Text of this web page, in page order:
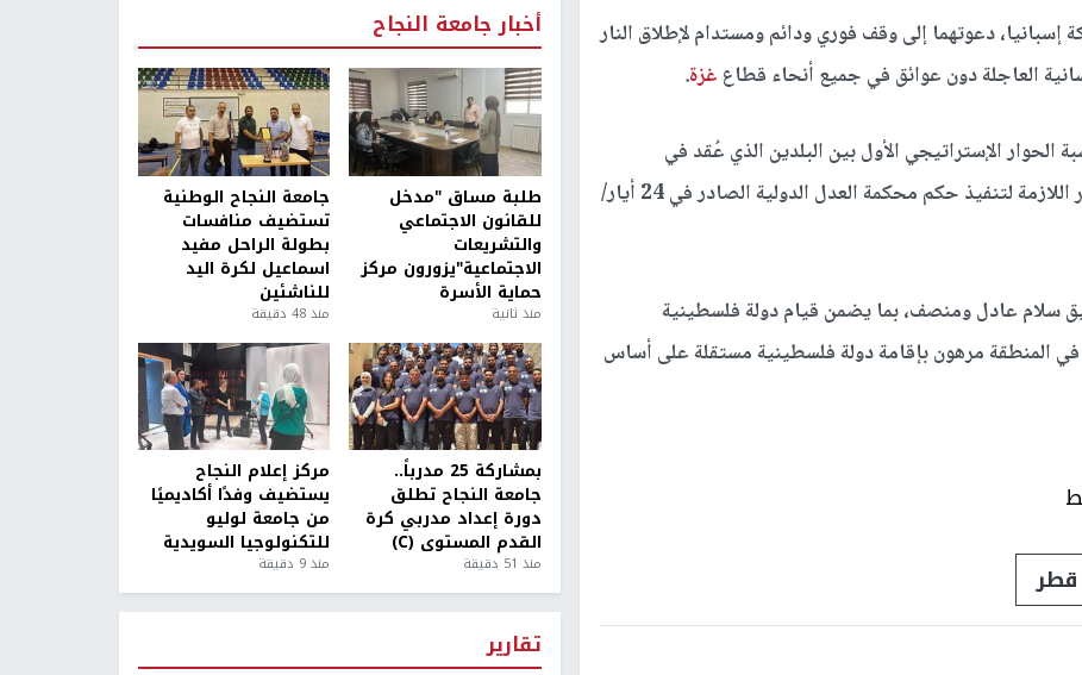
دعوتهما إلى وقف فوري ودائم ومستدام لإطلاق النار
العاجلة دون عوائق في جميع أنحاء قطاع غزة.
الحوار الإستراتيجي الأول بين البلدين الذي عُقد في
العاصمة الإسبانية مدريد، إلى ضمان اتخاذ التدابير اللازمة لتنفيذ حكم محكمة العدل الدولية الصادر في 24 أيار/
سلام عادل ومنصف، بما يضمن قيام دولة فلسطينية
في المنطقة مرهون بإقامة دولة فلسطينية مستقلة على أساس
قطر
أخبار جامعة النجاح
طلبة مساق "مدخل
للقانون الاجتماعي
والتشريعات
الاجتماعية"يزورون مركز
حماية الأسرة
منذ ثانية
جامعة النجاح الوطنية
تستضيف منافسات
بطولة الراحل مفيد
اسماعيل لكرة اليد
للناشئين
منذ 48 دقيقة
بمشاركة 25 مدرباً..
جامعة النجاح تطلق
دورة إعداد مدربي كرة
القدم المستوى (C)
منذ 51 دقيقة
مركز إعلام النجاح
يستضيف وفدًا أكاديميًا
من جامعة لوليو
للتكنولوجيا السويدية
منذ 9 دقيقة
تقارير